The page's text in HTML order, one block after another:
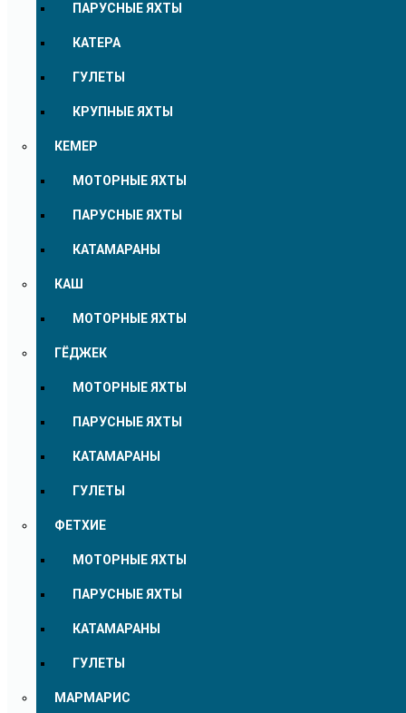
ПАРУСНЫЕ ЯХТЫ
КАТЕРА
ГУЛЕТЫ
КРУПНЫЕ ЯХТЫ
КЕМЕР
МОТОРНЫЕ ЯХТЫ
ПАРУСНЫЕ ЯХТЫ
КАТАМАРАНЫ
КАШ
МОТОРНЫЕ ЯХТЫ
ГЁДЖЕК
МОТОРНЫЕ ЯХТЫ
ПАРУСНЫЕ ЯХТЫ
КАТАМАРАНЫ
ГУЛЕТЫ
ФЕТХИЕ
МОТОРНЫЕ ЯХТЫ
ПАРУСНЫЕ ЯХТЫ
КАТАМАРАНЫ
ГУЛЕТЫ
МАРМАРИС